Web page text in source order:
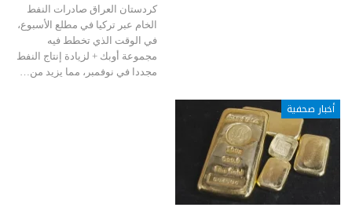
كردستان العراق صادرات النفط
الخام عبر تركيا في مطلع الأسبوع،
في الوقت الذي تخطط فيه
مجموعة أوبك + لزيادة إنتاج النفط
مجددا في نوفمبر، مما يزيد من…
أخبار صحفية